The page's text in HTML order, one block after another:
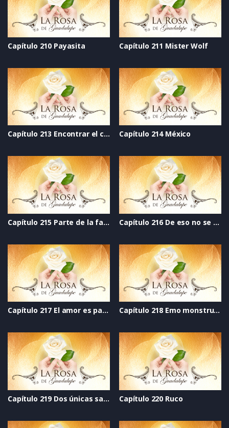
Capítulo 210 Payasita Capítulo 211 Mister Wolf
Capítulo 213 Encontrar el camino Capítulo 214 México
Capítulo 215 Parte de la familia Capítulo 216 De eso no se habla
Capítulo 217 El amor es para más de dos Capítulo 218 Emo monstruilio
Capítulo 219 Dos únicas salidas Capítulo 220 Ruco